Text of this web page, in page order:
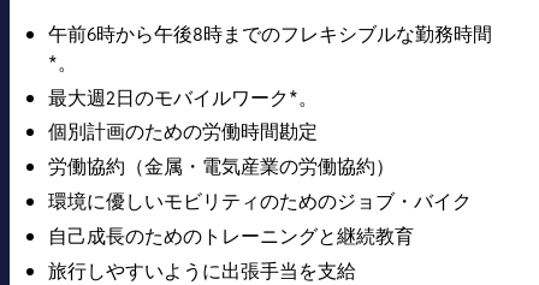
午前6時から午後8時までのフレキシブルな勤務時間
*。
最大週2日のモバイルワーク*。
個別計画のための労働時間勘定
労働協約（金属・電気産業の労働協約）
環境に優しいモビリティのためのジョブ・バイク
自己成長のためのトレーニングと継続教育
旅行しやすいように出張手当を支給